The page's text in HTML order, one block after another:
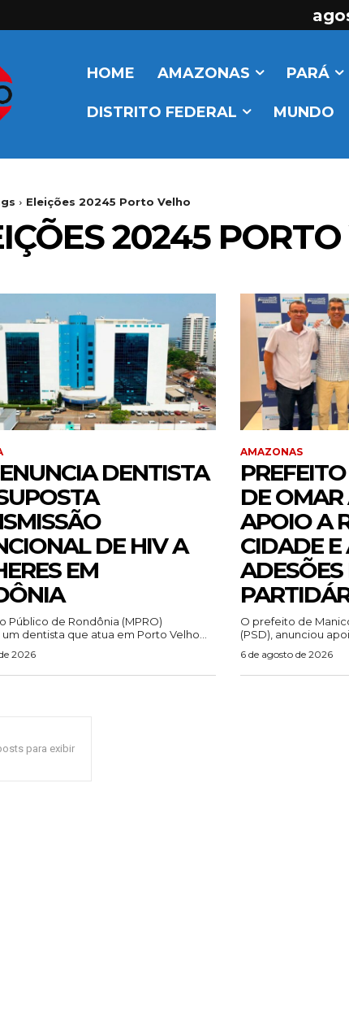
HOME AMAZONAS PARÁ
DISTRITO FEDERAL MUNDO
Eleições 20245 Porto Velho
20245
DENTISTA
DE HIV A
EM
Público de Rondônia (MPRO)
dentista que atua em Porto Velho...
2026
AMAZONAS
DE
APOIO A
CIDADE
O prefeito de
(PSD), anunciou
6 de agosto de 2026
para exibir